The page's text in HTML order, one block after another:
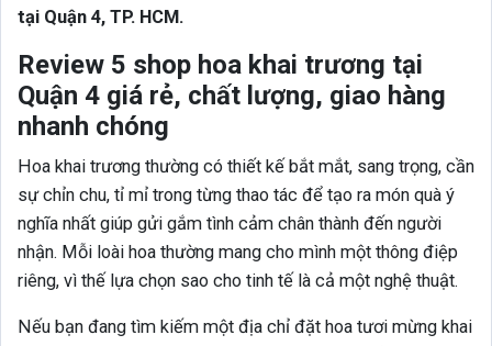
tại Quận 4, TP. HCM.
Review 5 shop hoa khai trương tại
Quận 4 giá rẻ, chất lượng, giao hàng
nhanh chóng
Hoa khai trương thường có thiết kế bắt mắt, sang trọng, cần
sự chỉn chu, tỉ mỉ trong từng thao tác để tạo ra món quà ý
nghĩa nhất giúp gửi gắm tình cảm chân thành đến người
nhận. Mỗi loài hoa thường mang cho mình một thông điệp
riêng, vì thế lựa chọn sao cho tinh tế là cả một nghệ thuật.
Nếu bạn đang tìm kiếm một địa chỉ đặt hoa tươi mừng khai